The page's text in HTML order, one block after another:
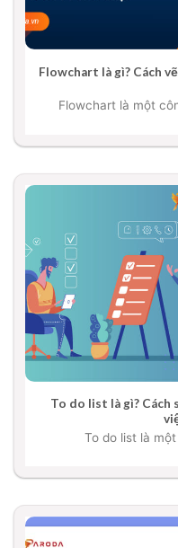
Flowchart là gì? Cách
Flowchart là một
To do list là gì?
To do list là